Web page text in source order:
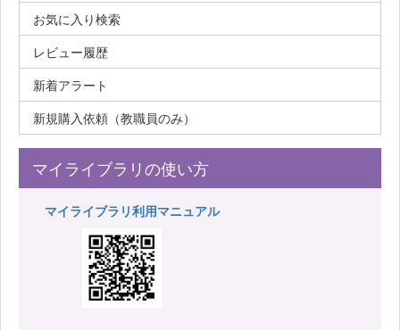
お気に入り検索
レビュー履歴
新着アラート
新規購入依頼（教職員のみ）
マイライブラリの使い方
マイライブラリ利用マニュアル